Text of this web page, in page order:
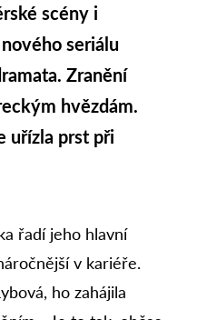
scény i
seriálu
Zranění
hvězdám.
uřízla prst při
řadí jeho hlavní
v kariéře.
ho zahájila